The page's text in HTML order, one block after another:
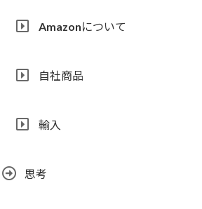
Amazonについて
自社商品
輸入
思考